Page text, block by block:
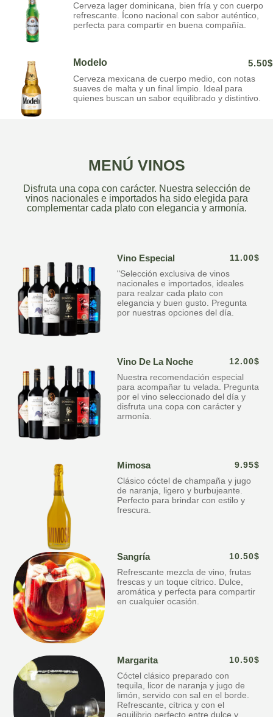
Cerveza lager dominicana, bien fría y con cuerpo
refrescante. Ícono nacional con sabor auténtico,
perfecta para compartir en buena compañía.
Modelo 5.50$
Cerveza mexicana de cuerpo medio, con notas
suaves de malta y un final limpio. Ideal para
quienes buscan un sabor equilibrado y distintivo.
MENÚ VINOS
Disfruta una copa con carácter. Nuestra selección de
vinos nacionales e importados ha sido elegida para
complementar cada plato con elegancia y armonía.
Vino Especial
11.00$
"Selección exclusiva de vinos
nacionales e importados, ideales
para realzar cada plato con
elegancia y buen gusto. Pregunta
por nuestras opciones del día.
Vino De La Noche
12.00$
Nuestra recomendación especial
para acompañar tu velada. Pregunta
por el vino seleccionado del día y
disfruta una copa con carácter y
armonía.
Mimosa
9.95$
Clásico cóctel de champaña y jugo
de naranja, ligero y burbujeante.
Perfecto para brindar con estilo y
frescura.
Sangría
10.50$
Refrescante mezcla de vino, frutas
frescas y un toque cítrico. Dulce,
aromática y perfecta para compartir
en cualquier ocasión.
Margarita
10.50$
Cóctel clásico preparado con
tequila, licor de naranja y jugo de
limón, servido con sal en el borde.
Refrescante, cítrica y con el
equilibrio perfecto entre dulce y